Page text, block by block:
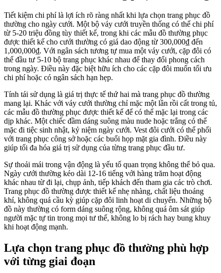
Tiết kiệm chi phí là lợi ích rõ ràng nhất khi lựa chọn trang phục đồ
thường cho ngày cưới. Một bộ váy cưới truyền thống có thể chi phí
từ 5-20 triệu đồng tùy thiết kế, trong khi các mẫu đồ thường phục
được thiết kế cho cưới thường có giá dao động từ 300,000₫ đến
1,000,000₫. Với ngân sách tương tự mua một váy cưới, cặp đôi có
thể đầu tư 5-10 bộ trang phục khác nhau để thay đổi phong cách
trong ngày. Điều này đặc biệt hữu ích cho các cặp đôi muốn tối ưu
chi phí hoặc có ngân sách hạn hẹp.
Tính tái sử dụng là giá trị thực tế thứ hai mà trang phục đồ thường
mang lại. Khác với váy cưới thường chỉ mặc một lần rồi cất trong tủ,
các mẫu đồ thường phục được thiết kế để có thể mặc lại trong các
dịp khác. Một chiếc đầm dáng suông màu nude hoặc trắng có thể
mặc đi tiệc sinh nhật, kỷ niệm ngày cưới. Vest đôi cưới có thể phối
với trang phục công sở hoặc các buổi họp mặt gia đình. Điều này
giúp tối đa hóa giá trị sử dụng của từng trang phục đầu tư.
Sự thoải mái trong vận động là yếu tố quan trọng không thể bỏ qua.
Ngày cưới thường kéo dài 12-16 tiếng với hàng trăm hoạt động
khác nhau từ đi lại, chụp ảnh, tiếp khách đến tham gia các trò chơi.
Trang phục đồ thường được thiết kế nhẹ nhàng, chất liệu thoáng
khí, không quá cầu kỳ giúp cặp đôi linh hoạt di chuyển. Những bộ
đồ này thường có form dáng suông rộng, không quá ôm sát giúp
người mặc tự tin trong mọi tư thế, không lo bị rách hay bung khuy
khi hoạt động mạnh.
Lựa chọn trang phục đồ thường phù hợp
với từng giai đoạn